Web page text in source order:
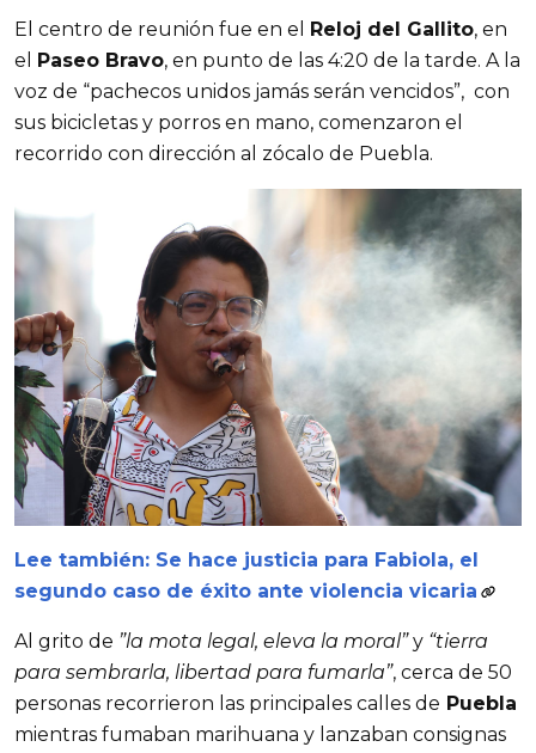
El centro de reunión fue en el Reloj del Gallito, en
el Paseo Bravo, en punto de las 4:20 de la tarde. A la
voz de “pachecos unidos jamás serán vencidos”, con
sus bicicletas y porros en mano, comenzaron el
recorrido con dirección al zócalo de Puebla.
Lee también: Se hace justicia para Fabiola, el
segundo caso de éxito ante violencia vicaria
Al grito de ”la mota legal, eleva la moral”y “tierra
para sembrarla, libertad para fumarla”, cerca de 50
personas recorrieron las principales calles de Puebla
mientras fumaban marihuana y lanzaban consignas